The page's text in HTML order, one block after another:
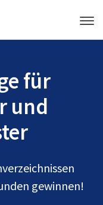
für
und
gewinnen!